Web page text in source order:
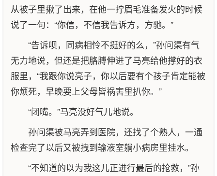
从被子里揪了出来，在他一拧眉毛准备发火的时候
说了一句：“你信，不信我告诉方，方驰。”
“告诉呗，同病相怜不挺好的么，”孙问渠有气
无力地说，但还是把胳膊伸进了马亮给他撑好的衣
服里，“我跟你说亮子，你以后要有个孩子肯定能被
你烦死，早晚要上父母皆祸害里扒你。”
“闭嘴。”马亮没好气儿地说。
孙问渠被马亮弄到医院，还找了个熟人，一通
检查完了以后又被拽到输液室躺小病房里挂水。
“不知道的以为我这儿正进行最后的抢救，”孙